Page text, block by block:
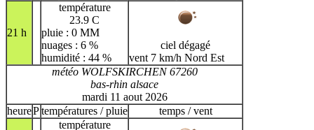
21 h
température
23.9 C
pluie : 0 MM
nuages : 6 %
humidité : 44 %
ciel dégagé
vent 7 km/h Nord Est
météo WOLFSKIRCHEN 67260
bas-rhin alsace
mardi 11 aout 2026
heurePtempératures / pluie temps / vent
température